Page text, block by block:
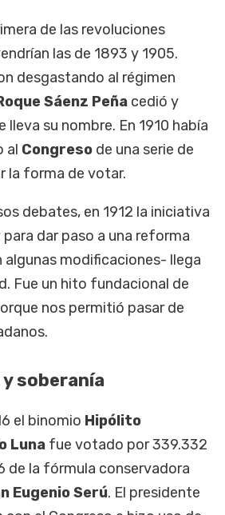
de las revoluciones
las de 1893 y 1905.
desgastando al régimen
Sáenz Peña cedió y
lleva su nombre. En 1910 había
al Congreso de una serie de
la forma de votar.
debates, en 1912 la iniciativa
dar paso a una reforma
modificaciones- llega
Fue un hito fundacional de
nos permitió pasar de
soberanía
el binomio Hipólito
Luna fue votado por 339.332
de la fórmula conservadora
Eugenio Serú. El presidente